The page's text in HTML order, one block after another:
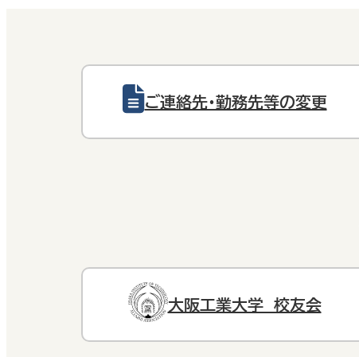
ご連絡先・勤務先等の変更
大阪工業大学 校友会